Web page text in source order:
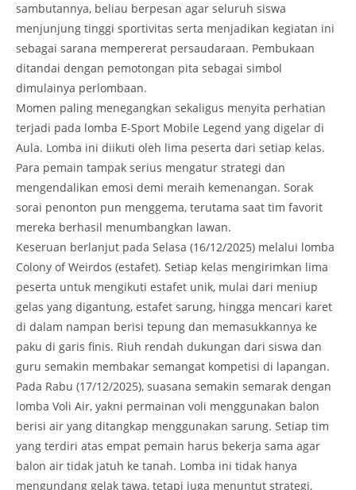
sambutannya, beliau berpesan agar seluruh siswa
menjunjung tinggi sportivitas serta menjadikan kegiatan ini
sebagai sarana mempererat persaudaraan. Pembukaan
ditandai dengan pemotongan pita sebagai simbol
dimulainya perlombaan.
Momen paling menegangkan sekaligus menyita perhatian
terjadi pada lomba E-Sport Mobile Legend yang digelar di
Aula. Lomba ini diikuti oleh lima peserta dari setiap kelas.
Para pemain tampak serius mengatur strategi dan
mengendalikan emosi demi meraih kemenangan. Sorak
sorai penonton pun menggema, terutama saat tim favorit
mereka berhasil menumbangkan lawan.
Keseruan berlanjut pada Selasa (16/12/2025) melalui lomba
Colony of Weirdos (estafet). Setiap kelas mengirimkan lima
peserta untuk mengikuti estafet unik, mulai dari meniup
gelas yang digantung, estafet sarung, hingga mencari karet
di dalam nampan berisi tepung dan memasukkannya ke
paku di garis finis. Riuh rendah dukungan dari siswa dan
guru semakin membakar semangat kompetisi di lapangan.
Pada Rabu (17/12/2025), suasana semakin semarak dengan
lomba Voli Air, yakni permainan voli menggunakan balon
berisi air yang ditangkap menggunakan sarung. Setiap tim
yang terdiri atas empat pemain harus bekerja sama agar
balon air tidak jatuh ke tanah. Lomba ini tidak hanya
mengundang gelak tawa, tetapi juga menuntut strategi,